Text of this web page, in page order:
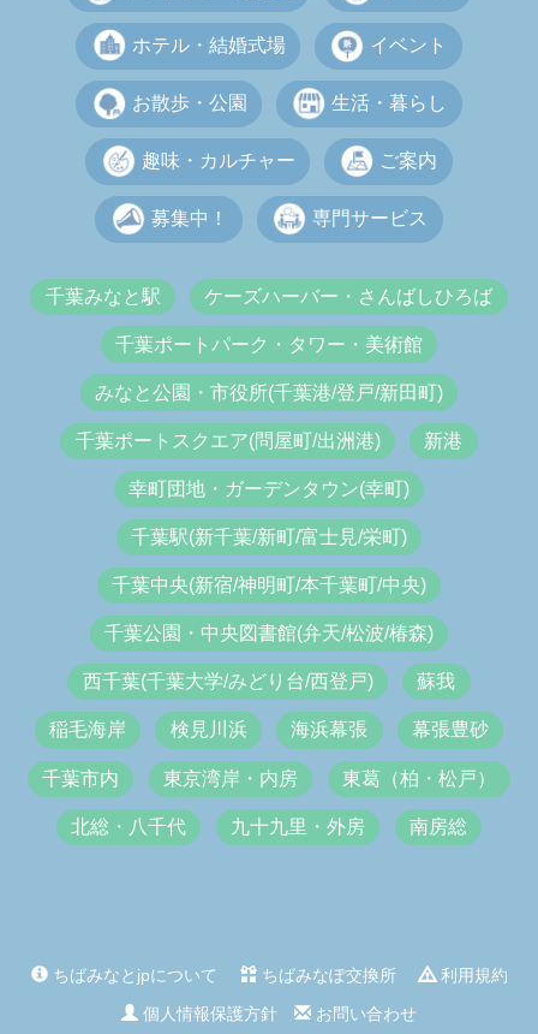
ホテル・結婚式場 イベント
お散歩・公園 生活・暮らし
趣味・カルチャー ご案内
募集中！ 専門サービス
千葉みなと駅 ケーズハーバー・さんばしひろば
千葉ポートパーク・タワー・美術館
みなと公園・市役所(千葉港/登戸/新田町)
千葉ポートスクエア(問屋町/出洲港) 新港
幸町団地・ガーデンタウン(幸町)
千葉駅(新千葉/新町/富士見/栄町)
千葉中央(新宿/神明町/本千葉町/中央)
千葉公園・中央図書館(弁天/松波/椿森)
西千葉(千葉大学/みどり台/西登戸) 蘇我
稲毛海岸 検見川浜 海浜幕張 幕張豊砂
千葉市内 東京湾岸・内房 東葛（柏・松戸）
北総・八千代 九十九里・外房 南房総
ちばみなとjpについて ちばみなぽ交換所
利用規約
個人情報保護方針
お問い合わせ